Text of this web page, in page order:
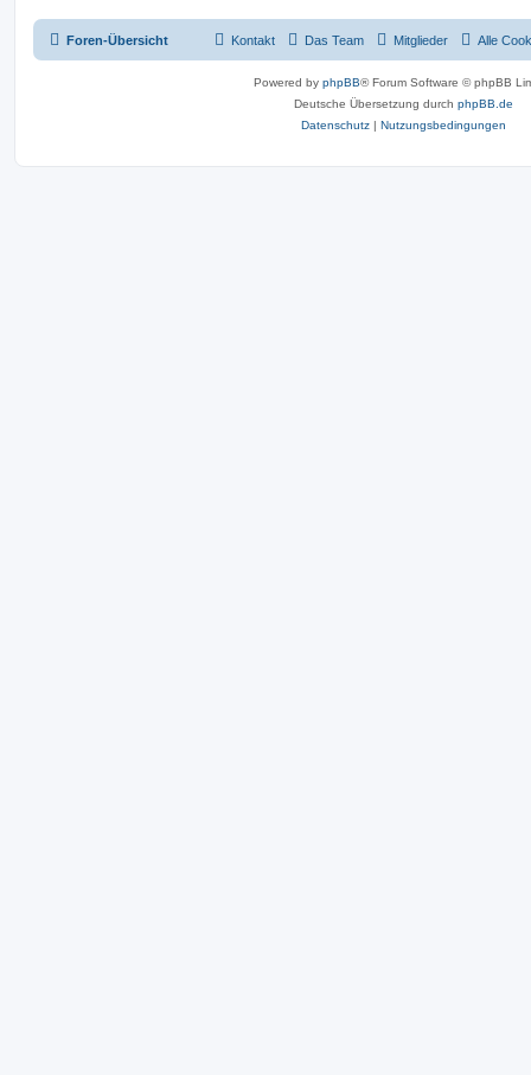
Foren-Übersicht Alle
Mitglieder
Das Team
Kontakt
Powered by phpBB® Forum Software © phpBB
Deutsche Übersetzung durch phpBB.de
Datenschutz | Nutzungsbedingungen